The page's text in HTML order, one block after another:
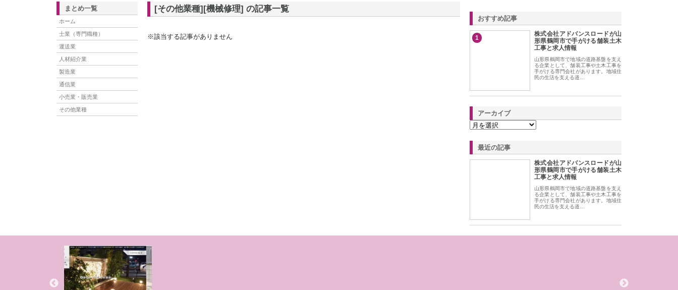
まとめ一覧
ホーム
士業（専門職種）
運送業
人材紹介業
製造業
通信業
小売業・販売業
その他業種
[その他業種][機械修理] の記事一覧
※該当する記事がありません
おすすめ記事
1
株式会社アドバンスロードが山
形県鶴岡市で手がける舗装土木
工事と求人情報
山形県鶴岡市で地域の道路基盤を支え
る企業として、舗装工事や土木工事を
手がける専門会社があります。地域住
民の生活を支える道…
アーカイブ
最近の記事
株式会社アドバンスロードが山
形県鶴岡市で手がける舗装土木
工事と求人情報
山形県鶴岡市で地域の道路基盤を支え
る企業として、舗装工事や土木工事を
手がける専門会社があります。地域住
民の生活を支える道…